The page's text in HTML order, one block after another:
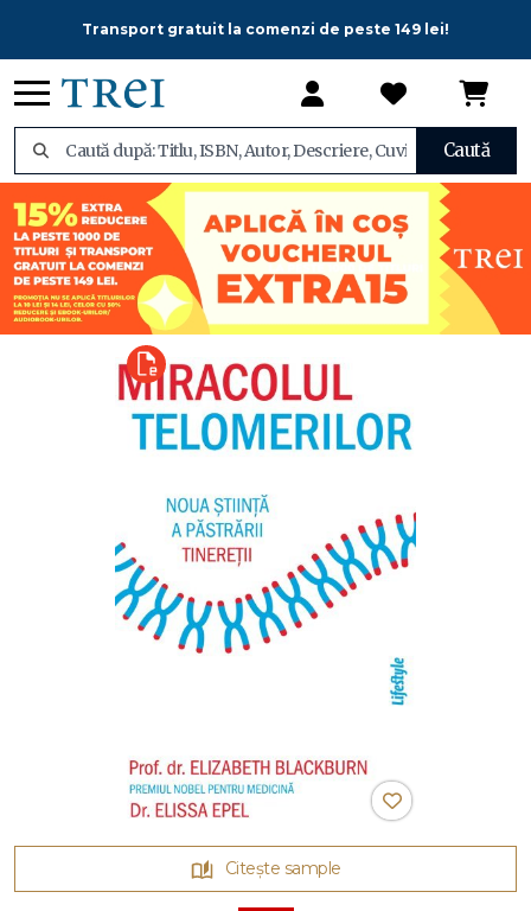
Transport gratuit la comenzi de peste 149 lei!
Caută
Citește sample